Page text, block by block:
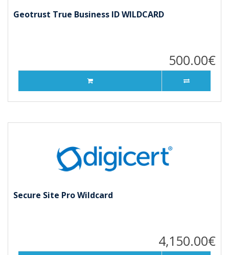
Geotrust True Business ID WILDCARD
500.00€
Secure Site Pro Wildcard
4,150.00€